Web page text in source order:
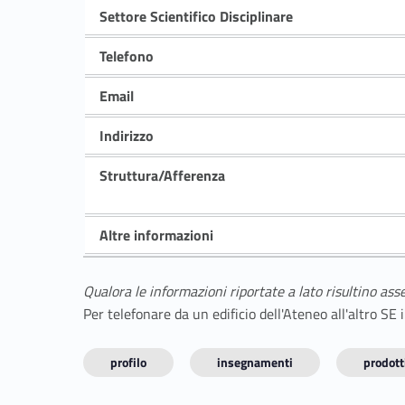
Settore Scientifico Disciplinare
Telefono
Email
Indirizzo
Struttura/Afferenza
Altre informazioni
Qualora le informazioni riportate a lato risultino
Per telefonare da un edificio dell'Ateneo all'altro
profilo insegnamenti